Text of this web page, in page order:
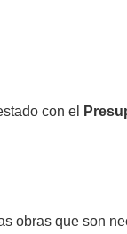
con el
obras que son